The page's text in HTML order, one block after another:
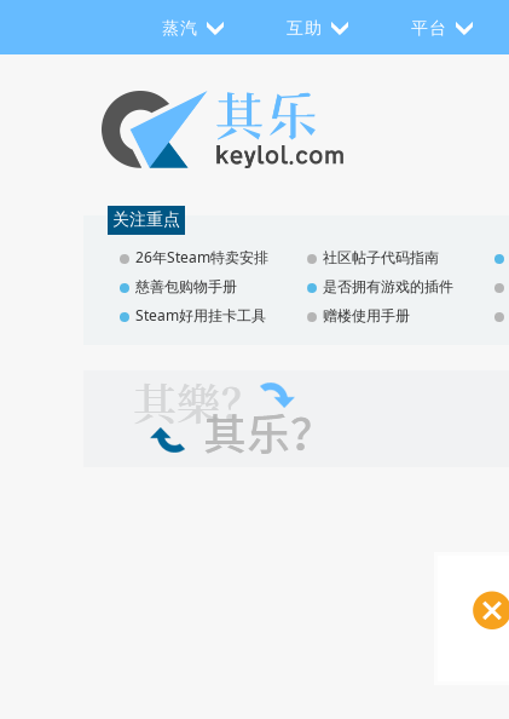
蒸汽 互助 平台
关注重点
26年Steam特卖安排 社区帖子代码指南
慈善包购物手册
是否拥有游戏的插件
Steam好用挂卡工具
赠楼使用手册